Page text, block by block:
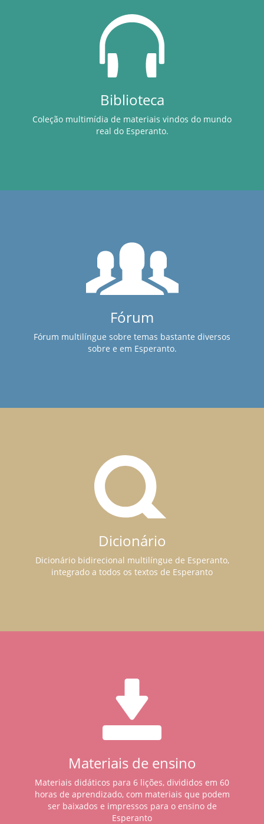
Biblioteca
Coleção multimídia de materiais vindos do mundo
real do Esperanto.
Fórum
Fórum multilíngue sobre temas bastante diversos
sobre e em Esperanto.
Dicionário
Dicionário bidirecional multilíngue de Esperanto,
integrado a todos os textos de Esperanto
Materiais de ensino
Materiais didáticos para 6 lições, divididos em 60
horas de aprendizado, com materiais que podem
ser baixados e impressos para o ensino de
Esperanto